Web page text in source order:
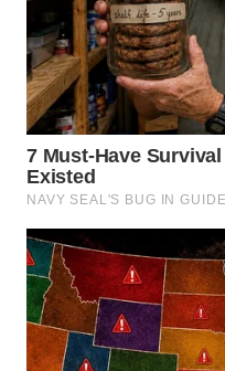
SELATAN
WN
TANJUNG
LESUNG
WN
KARO
WN
SIMALUNGUN
WN
LABUHANBATU